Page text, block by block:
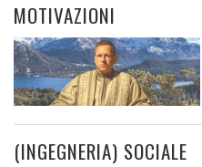
MOTIVAZIONI
(INGEGNERIA) SOCIALE